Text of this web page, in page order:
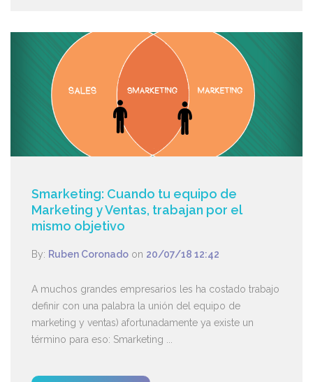
Smarketing: Cuando tu equipo de
Marketing y Ventas, trabajan por el
mismo objetivo
By: Ruben Coronado on 20/07/18 12:42
A muchos grandes empresarios les ha costado trabajo
definir con una palabra la unión del equipo de
marketing y ventas) afortunadamente ya existe un
término para eso: Smarketing ...